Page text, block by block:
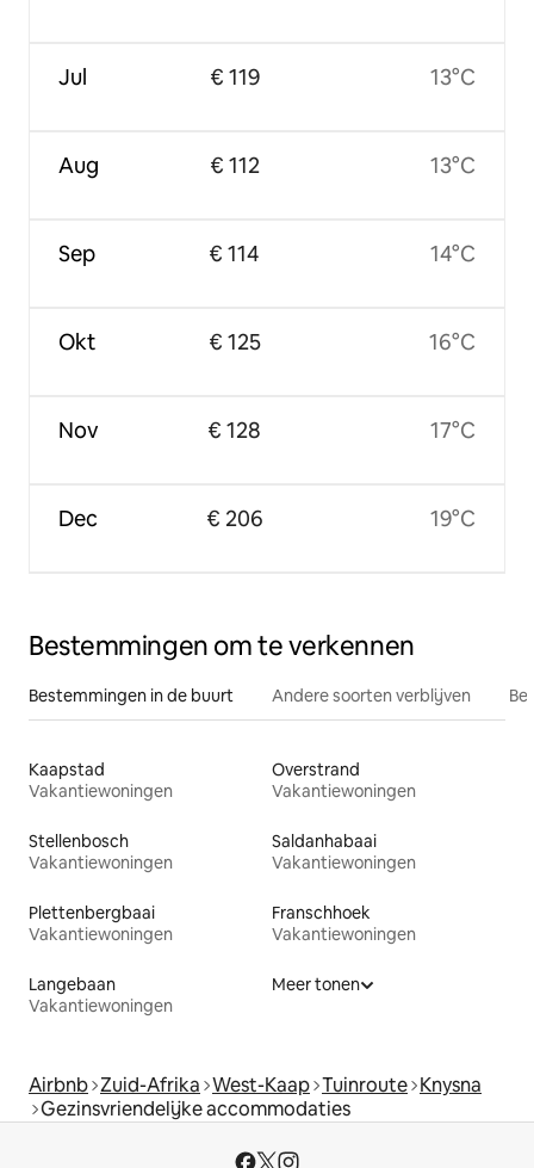
Jul
Aug
Sep
Okt
Nov
Dec
€ 119
€ 112
€ 114
€ 125
€ 128
€ 206
13°C
13°C
14°C
16°C
17°C
19°C
Bestemmingen om te verkennen
Bestemmingen in de buurt Andere soorten verblijven
Kaapstad
Vakantiewoningen
Overstrand
Vakantiewoningen
Stellenbosch
Vakantiewoningen
Saldanhabaai
Vakantiewoningen
Plettenbergbaai
Vakantiewoningen
Franschhoek
Vakantiewoningen
Langebaan
Vakantiewoningen
Meer tonen
Airbnb Zuid-Afrika West-Kaap Tuinroute Knysna
Gezinsvriendelijke accommodaties